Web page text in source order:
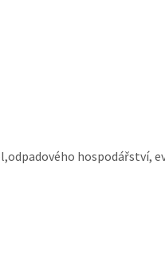
hospodářství,